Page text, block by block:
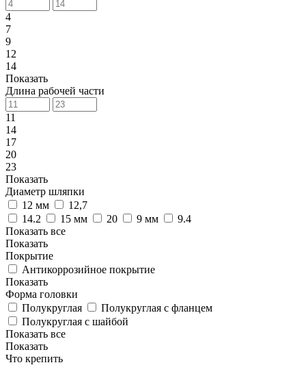
4
7
9
12
14
Показать
Длина рабочей части
11
14
17
20
23
Показать
Диаметр шляпки
12 мм
12,7
14.2
15 мм 20 9 мм
9.4
Показать все
Показать
Покрытие
Антикоррозийное покрытие
Показать
Форма головки
Полукруглая
Полукруглая с фланцем
Полукруглая с шайбой
Показать все
Показать
Что крепить